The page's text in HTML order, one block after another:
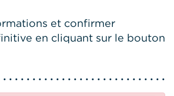
et confirmer
en cliquant sur le bouton